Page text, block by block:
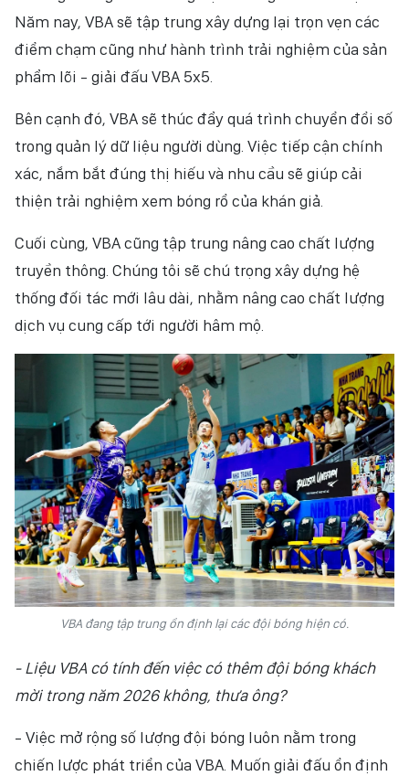
Năm nay, VBA sẽ tập trung xây dựng lại trọn vẹn các
điểm chạm cũng như hành trình trải nghiệm của sản
phẩm lõi - giải đấu VBA 5x5.
Bên cạnh đó, VBA sẽ thúc đẩy quá trình chuyển đổi số
trong quản lý dữ liệu người dùng. Việc tiếp cận chính
xác, nắm bắt đúng thị hiếu và nhu cầu sẽ giúp cải
thiện trải nghiệm xem bóng rổ của khán giả.
Cuối cùng, VBA cũng tập trung nâng cao chất lượng
truyền thông. Chúng tôi sẽ chú trọng xây dựng hệ
thống đối tác mới lâu dài, nhằm nâng cao chất lượng
dịch vụ cung cấp tới người hâm mộ.
VBA đang tập trung ổn định lại các đội bóng hiện có.
- Liệu VBA có tính đến việc có thêm đội bóng khách
mời trong năm 2026 không, thưa ông?
- Việc mở rộng số lượng đội bóng luôn nằm trong
chiến lược phát triển của VBA. Muốn giải đấu ổn định